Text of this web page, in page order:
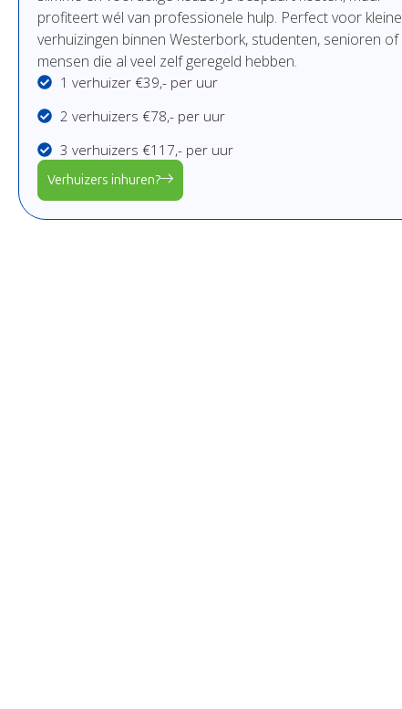
profiteertwél van professionele hulp. Perfectvoor kleine
verhuizingen binnen Westerbork, studenten, senioren of
mensen die al veel zelfgeregeld hebben.
1 verhuizer €39,- per uur
2 verhuizers €78,- per uur
3 verhuizers €117,- per uur
Verhuizers inhuren?